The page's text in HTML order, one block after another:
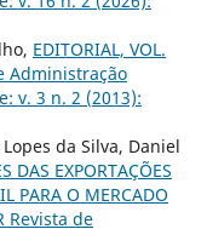
EDITORIAL, VOL.
Administração
v. 3 n. 2 (2013):
da Silva, Daniel
DAS EXPORTAÇÕES
PARA O MERCADO
Revista de